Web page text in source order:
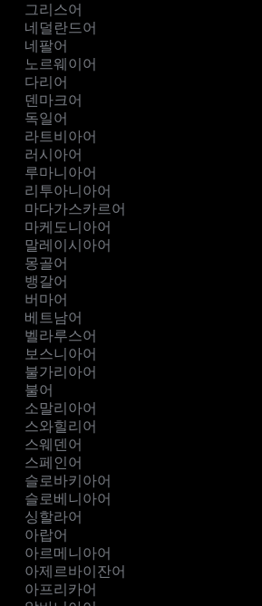
그리스어
네덜란드어
네팔어
노르웨이어
다리어
덴마크어
독일어
라트비아어
러시아어
루마니아어
리투아니아어
마다가스카르어
마케도니아어
말레이시아어
몽골어
뱅갈어
버마어
베트남어
벨라루스어
보스니아어
불가리아어
불어
소말리아어
스와힐리어
스웨덴어
스페인어
슬로바키아어
슬로베니아어
싱할라어
아랍어
아르메니아어
아제르바이잔어
아프리카어